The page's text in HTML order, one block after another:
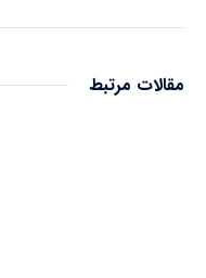
مقالات مرتبط